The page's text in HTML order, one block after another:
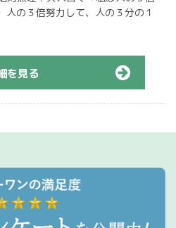
の３倍努力して、人の３分の１
を見る